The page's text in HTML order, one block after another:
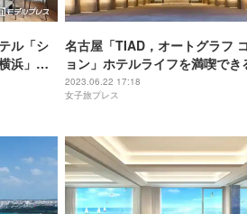
ル「シ
浜」珈
名古屋「TIAD，オートグラフ
ョン」ホテルライフを満喫でき
ルや料飲施設など完備
2023.06.22 17:18
女子旅プレス